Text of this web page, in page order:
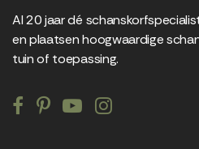
Al 20 jaar dé
en plaatsen hoogwaardige
tuin of toepassing.